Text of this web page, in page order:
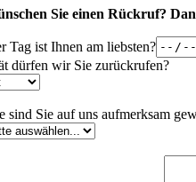
Sie einen Rückruf?
Tag ist Ihnen am liebsten?
dürfen wir Sie zurückrufen?
sind Sie auf uns aufmerksam